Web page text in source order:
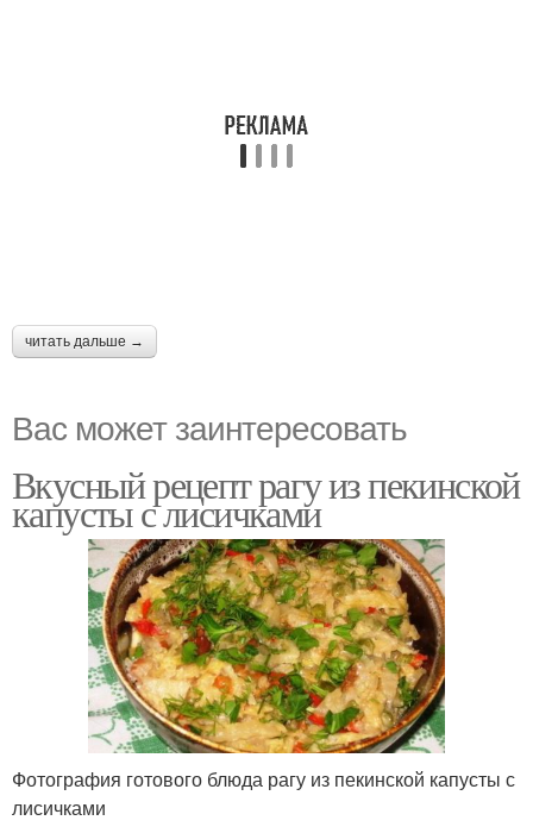
читать дальше →
Вас может заинтересовать
Вкусный рецепт рагу из пекинской
капусты с лисичками
Фотография готового блюда рагу из пекинской капусты с
лисичками